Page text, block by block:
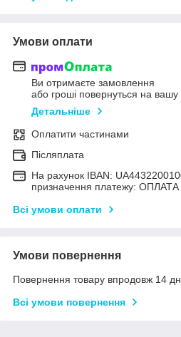
Умови оплати
Ви отримаєте замовлення
або гроші повернуться на вашу
Детальніше
Оплатити частинами
Післяплата
На рахунок IBAN:
призначення платежу:
Всі умови оплати
Умови повернення
Повернення товару впродовж 14
Всі умови повернення